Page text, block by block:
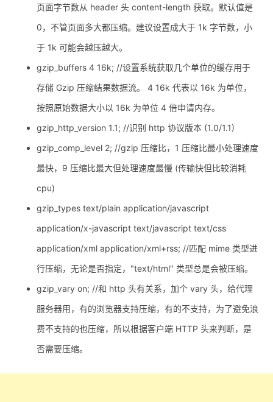
页面字节数从 header 头 content-length 获取。默认值是
0，不管页面多大都压缩。建议设置成大于 1k 字节数，小
于 1k 可能会越压越大。
gzip_buffers 4 16k; //设置系统获取几个单位的缓存用于
存储 Gzip 压缩结果数据流。 4 16k 代表以 16k 为单位，
按照原始数据大小以 16k 为单位 4 倍申请内存。
gzip_http_version 1.1; //识别 http 协议版本 (1.0/1.1)
gzip_comp_level 2; //gzip 压缩比，1 压缩比最小处理速度
最快，9 压缩比最大但处理速度最慢 (传输快但比较消耗
cpu)
gzip_types text/plain application/javascript
application/x-javascript text/javascript text/css
application/xml application/xml+rss; //匹配 mime 类型进
行压缩，无论是否指定，"text/html" 类型总是会被压缩。
gzip_vary on; //和 http 头有关系，加个 vary 头，给代理
服务器用，有的浏览器支持压缩，有的不支持，为了避免浪
费不支持的也压缩，所以根据客户端 HTTP 头来判断，是
否需要压缩。